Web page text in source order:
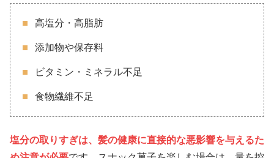
高塩分・高脂肪
添加物や保存料
ビタミン・ミネラル不足
食物繊維不足
塩分の取りすぎは、髪の健康に直接的な悪影響を与えるた